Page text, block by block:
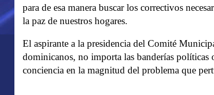
para de esa manera buscar los correctivos
la paz de nuestros hogares.
El aspirante a la presidencia del Comité
dominicanos, no importa las banderías
conciencia en la magnitud del problema que